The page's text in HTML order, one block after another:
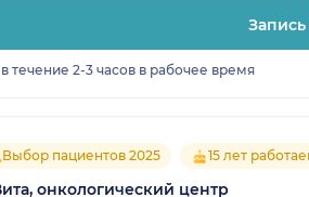
течение 2-3 часов в рабочее время
Выбор пациентов 2025 15 лет
онкологический центр